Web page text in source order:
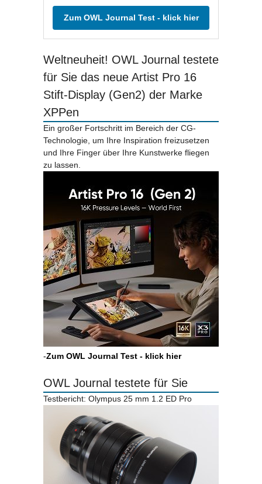
Zum OWL Journal Test - klick hier
Weltneuheit! OWL Journal testete
für Sie das neue Artist Pro 16
Stift-Display (Gen2) der Marke
XPPen
Ein großer Fortschritt im Bereich der CG-
Technologie, um Ihre Inspiration freizusetzen
und Ihre Finger über Ihre Kunstwerke fliegen
zu lassen.
-Zum OWL Journal Test - klick hier
OWL Journal testete für Sie
Testbericht: Olympus 25 mm 1.2 ED Pro